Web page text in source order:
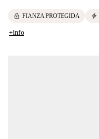
lock FIANZA PROTEGIDA electric_bolt
+info